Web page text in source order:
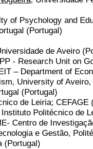
of Psychology and
(Portugal)
de Aveiro
- Research Unit on
– Department of
University of
(Portugal)
de Leiria; CEFAGE
Instituto Politécnico de
Centro de
e Gestão,
(Portugal)